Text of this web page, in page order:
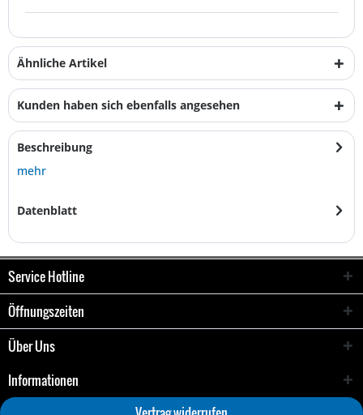
Ähnliche Artikel
Kunden haben sich ebenfalls angesehen
Beschreibung
mehr
Datenblatt
Service Hotline
Öffnungszeiten
Über Uns
Informationen